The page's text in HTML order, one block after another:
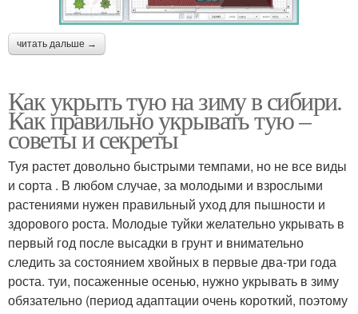
читать дальше →
Как укрыть тую на зиму в сибири.
Как правильно укрывать тую –
советы и секреты
Туя растет довольно быстрыми темпами, но не все виды
и сорта . В любом случае, за молодыми и взрослыми
растениями нужен правильный уход для пышности и
здорового роста. Молодые туйки желательно укрывать в
первый год после высадки в грунт и внимательно
следить за состоянием хвойных в первые два-три года
роста. туи, посаженные осенью, нужно укрывать в зиму
обязательно (период адаптации очень короткий, поэтому